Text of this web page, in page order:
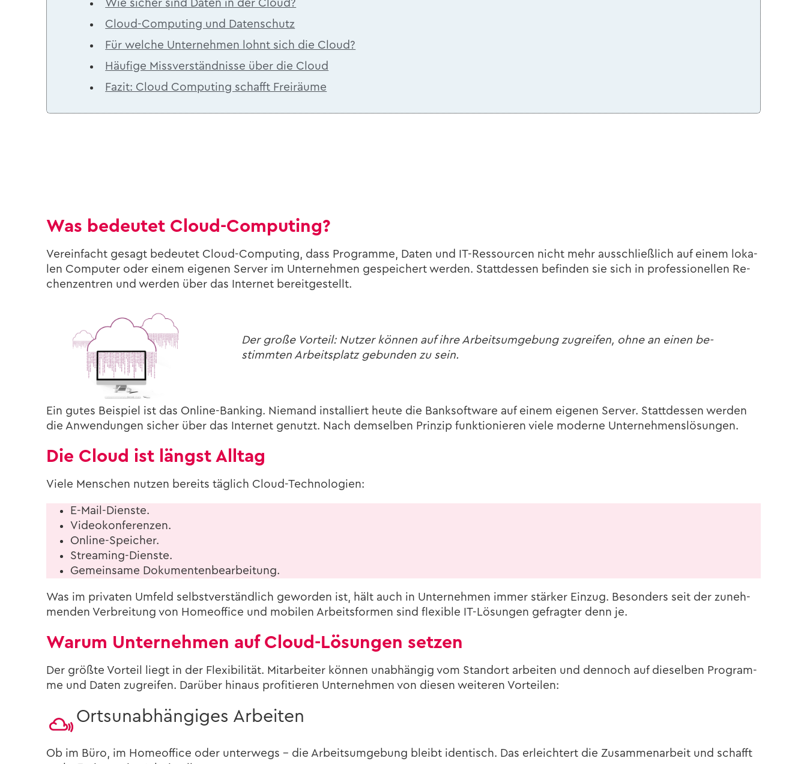
Wie si­cher sind Daten in der Cloud?
Cloud-​Computing und Da­ten­schutz
Für wel­che Un­ter­neh­men lohnt sich die Cloud?
Häu­fi­ge Miss­ver­ständ­nis­se über die Cloud
Fazit: Cloud Com­pu­ting schafft Frei­räu­me
Was be­deu­tet Cloud-​Computing?
Ver­ein­facht ge­sagt be­deu­tet Cloud-​Computing, dass Pro­gram­me, Daten und IT-​Ressourcen nicht mehr aus­schließ­lich auf einem lo­ka­
len Com­pu­ter oder einem ei­ge­nen Ser­ver im Un­ter­neh­men ge­spei­chert wer­den. Statt­des­sen be­fin­den sie sich in pro­fes­sio­nel­len Re­
chen­zen­tren und wer­den über das In­ter­net be­reit­ge­stellt.
Der große Vor­teil: Nut­zer kön­nen auf ihre Ar­beits­um­ge­bung zu­grei­fen, ohne an einen be­
stimm­ten Ar­beits­platz ge­bun­den zu sein.
Ein gutes Bei­spiel ist das Online-​Banking. Nie­mand in­stal­liert heute die Bank­soft­ware auf einem ei­ge­nen Ser­ver. Statt­des­sen wer­den
die An­wen­dun­gen si­cher über das In­ter­net ge­nutzt. Nach dem­sel­ben Prin­zip funk­tio­nie­ren viele mo­der­ne Un­ter­neh­mens­lö­sun­gen.
Die Cloud ist längst All­tag
Viele Men­schen nut­zen be­reits täg­lich Cloud-​Technologien:
E-​Mail-Dienste.
Vi­deo­kon­fe­ren­zen.
Online-​Speicher.
Streaming-​Dienste.
Ge­mein­sa­me Do­ku­men­ten­be­ar­bei­tung.
Was im pri­va­ten Um­feld selbst­ver­ständ­lich ge­wor­den ist, hält auch in Un­ter­neh­men immer stär­ker Ein­zug. Be­son­ders seit der zu­neh­
men­den Ver­brei­tung von Ho­me­of­fice und mo­bi­len Ar­beits­for­men sind fle­xi­ble IT-​Lösungen ge­frag­ter denn je.
Warum Un­ter­neh­men auf Cloud-​Lösungen set­zen
Der größ­te Vor­teil liegt in der Fle­xi­bi­li­tät. Mit­ar­bei­ter kön­nen un­ab­hän­gig vom Stand­ort ar­bei­ten und den­noch auf die­sel­ben Pro­gram­
me und Daten zu­grei­fen. Dar­über hin­aus pro­fi­tie­ren Un­ter­neh­men von die­sen wei­te­ren Vor­tei­len:
Orts­un­ab­hän­gi­ges Ar­bei­ten
Ob im Büro, im Ho­me­of­fice oder un­ter­wegs – die Ar­beits­um­ge­bung bleibt iden­tisch. Das er­leich­tert die Zu­sam­men­ar­beit und schafft